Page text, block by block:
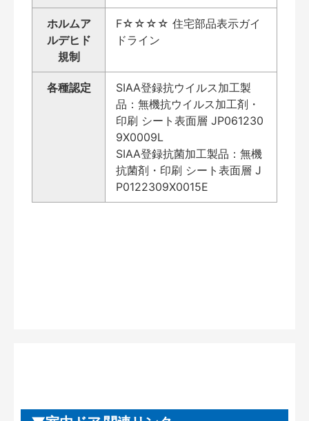
ホルムア
ルデヒド
規制
F☆☆☆☆ 住宅部品表示ガイ
ドライン
各種認定
SIAA登録抗ウイルス加工製
品：無機抗ウイルス加工剤・
印刷 シート表面層 JP061230
9X0009L
SIAA登録抗菌加工製品：無機
抗菌剤・印刷 シート表面層 J
P0122309X0015E